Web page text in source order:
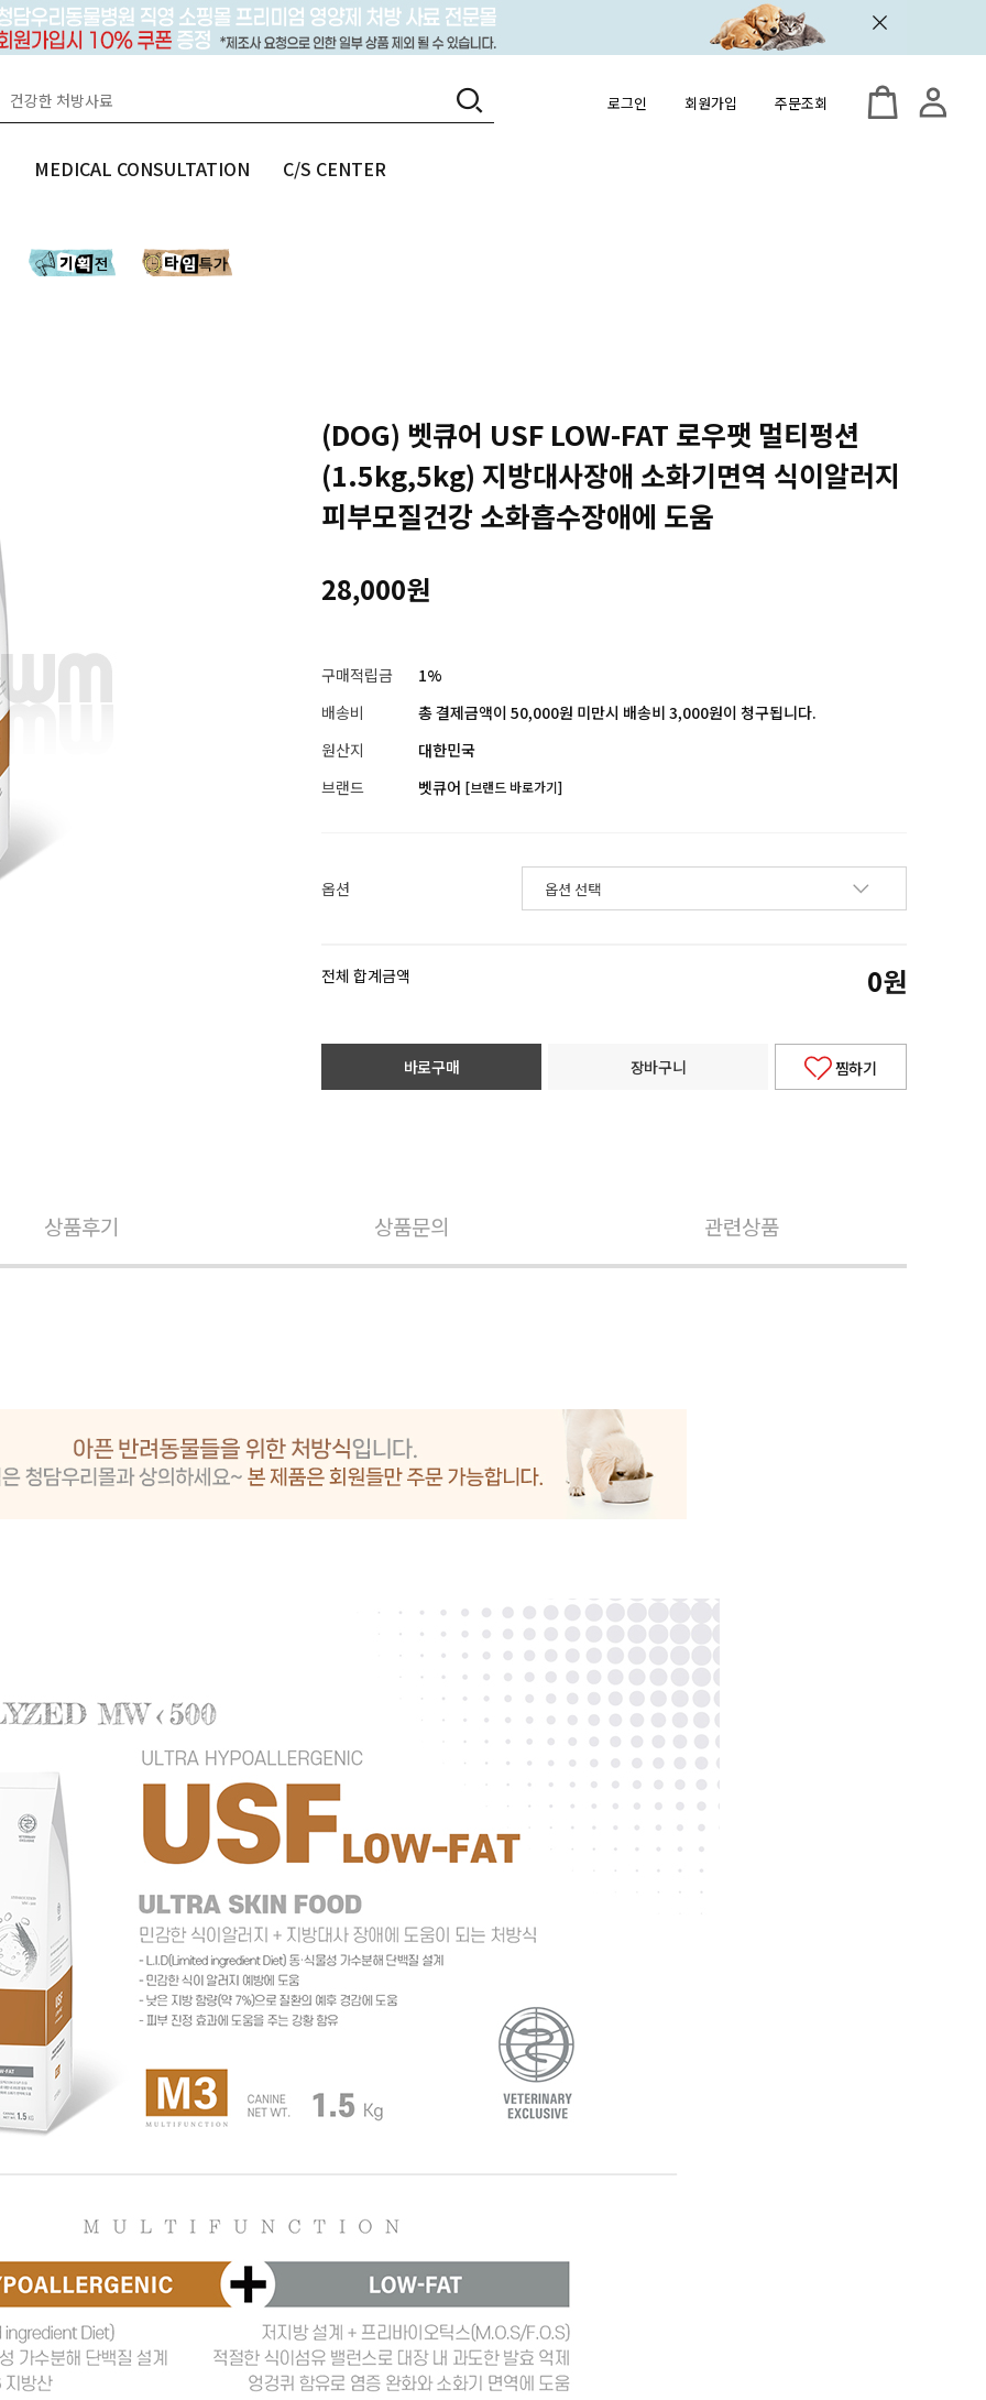
로그인 회원가입 주문조회
MEDICAL CONSULTATION C/S CENTER
(DOG) 벳큐어 USF LOW-FAT 로우팻 멀티펑션
(1.5kg,5kg) 지방대사장애 소화기면역 식이알러지
피부모질건강 소화흡수장애에 도움
28,000원
구매적립금
1%
배송비
총 결제금액이 50,000원 미만시 배송비 3,000원이 청구됩니다.
원산지
대한민국
브랜드
벳큐어 [브랜드 바로가기]
옵션
전체 합계금액 0원
바로구매 장바구니 찜하기
상품후기 상품문의 관련상품